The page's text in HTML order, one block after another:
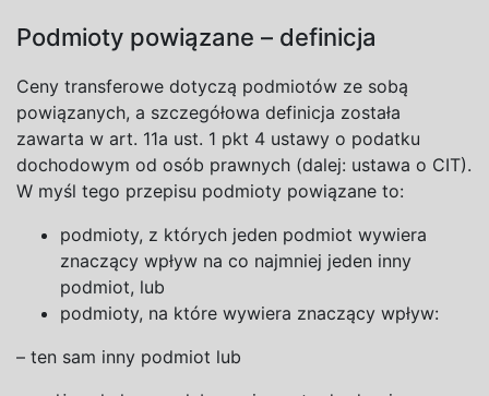
Podmioty powiązane – definicja
Ceny transferowe dotyczą podmiotów ze sobą
powiązanych, a szczegółowa definicja została
zawarta w art. 11a ust. 1 pkt 4 ustawy o podatku
dochodowym od osób prawnych (dalej: ustawa o CIT).
W myśl tego przepisu podmioty powiązane to:
podmioty, z których jeden podmiot wywiera
znaczący wpływ na co najmniej jeden inny
podmiot, lub
podmioty, na które wywiera znaczący wpływ:
– ten sam inny podmiot lub